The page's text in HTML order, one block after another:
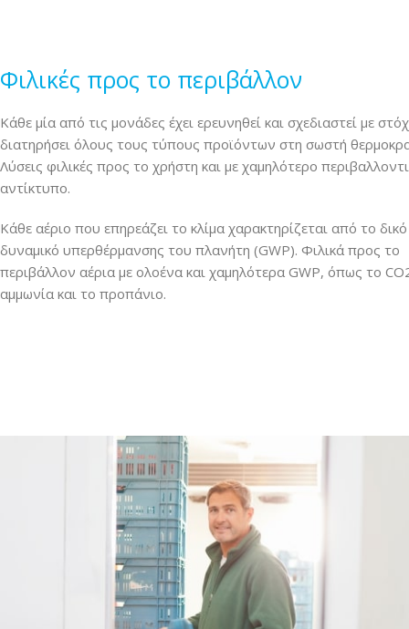
Φιλικές προς το περιβάλλον
Κάθε μία από τις μονάδες έχει ερευνηθεί και σχεδιαστεί με
διατηρήσει όλους τους τύπους προϊόντων στη σωστή
Λύσεις φιλικές προς το χρήστη και με χαμηλότερο
αντίκτυπο.
Κάθε αέριο που επηρεάζει το κλίμα χαρακτηρίζεται από το
δυναμικό υπερθέρμανσης του πλανήτη (GWP). Φιλικά προς το
περιβάλλον αέρια με ολοένα και χαμηλότερα GWP, όπως το
αμμωνία και το προπάνιο.